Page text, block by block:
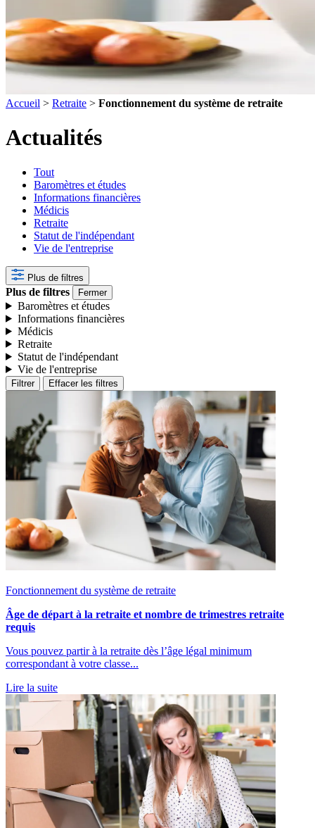
Accueil > Retraite > Fonctionnement du système de retraite
Actualités
Tout
Baromètres et études
Informations financières
Médicis
Retraite
Statut de l'indépendant
Vie de l'entreprise
Plus de filtres
Plus de filtres Fermer
Baromètres et études
Informations financières
Médicis
Retraite
Statut de l'indépendant
Vie de l'entreprise
Filtrer Effacer les filtres
Fonctionnement du système de retraite
Âge de départ à la retraite et nombre de trimestres retraite
requis
Vous pouvez partir à la retraite dès l’âge légal minimum
correspondant à votre classe...
Lire la suite